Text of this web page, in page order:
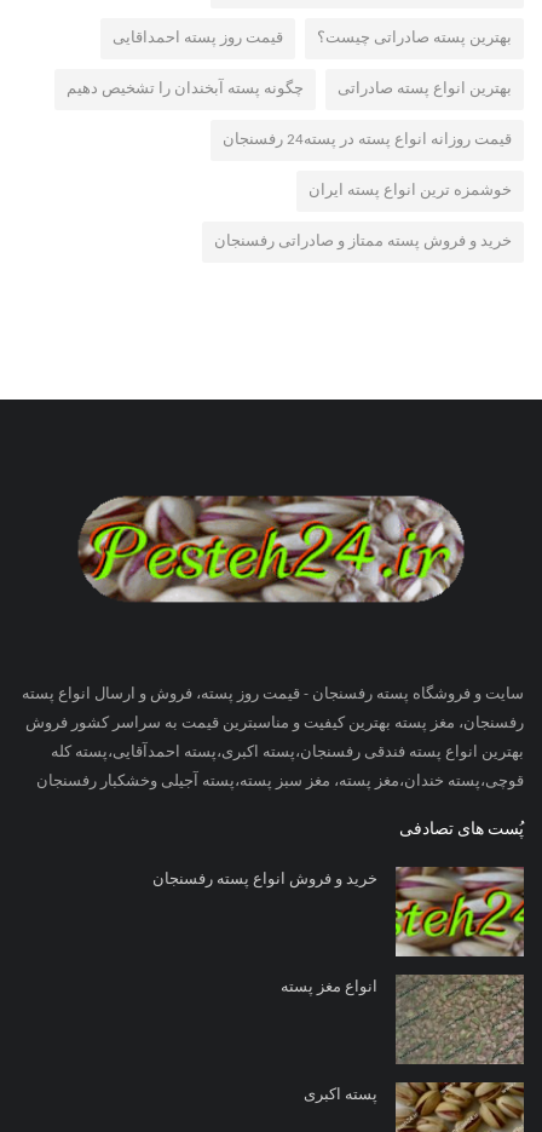
بهترین پسته صادراتی چیست؟ قیمت روز پسته احمداقایی
بهترین انواع پسته صادراتی چگونه پسته آبخندان را تشخیص دهیم
قیمت روزانه انواع پسته در پسته24 رفسنجان
خوشمزه ترین انواع پسته ایران
خرید و فروش پسته ممتاز و صادراتی رفسنجان
سایت و فروشگاه پسته رفسنجان - قیمت روز پسته، فروش و ارسال انواع پسته
رفسنجان، مغز پسته بهترین کیفیت و مناسبترین قیمت به سراسر کشور فروش
بهترین انواع پسته فندقی رفسنجان،پسته اکبری،پسته احمدآقایی،پسته کله
قوچی،پسته خندان،مغز پسته، مغز سبز پسته،پسته آجیلی وخشکبار رفسنجان
پُست های تصادفی
خرید و فروش انواع پسته رفسنجان
انواع مغز پسته
پسته اکبری